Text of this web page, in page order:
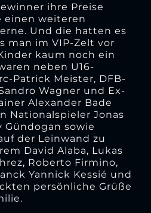
ihre Preise
einen weiteren
Und die hatten es
man im VIP-Zelt vor
kaum noch ein
neben U16-
Patrick Meister, DFB-
Wagner und Ex-
Alexander Bade
Nationalspieler Jonas
Gündogan sowie
der Leinwand zu
David Alaba, Lukas
Roberto Firmino,
Yannick Kessié und
persönliche Grüße